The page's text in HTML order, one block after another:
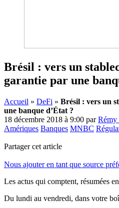
Brésil : vers un
garantie par une
Accueil » DeFi » Brésil : vers un
une banque d’État ?
18 décembre 2018 à 9:00 parRémy
Amériques Banques MNBC
Partager cet article
Nous ajouter en tant que source
Les actus qui comptent, résumées
Du lundi au vendredi, dans votre